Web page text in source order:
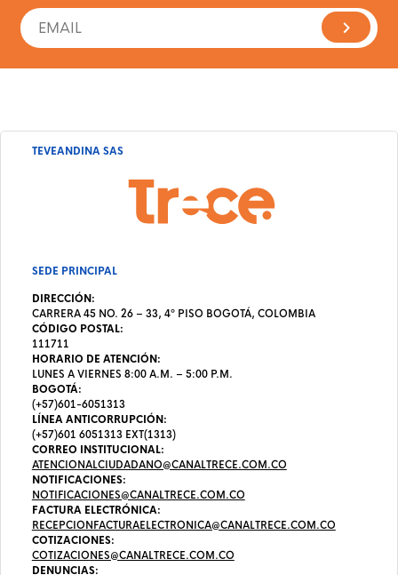
TEVEANDINA SAS
SEDE PRINCIPAL
DIRECCIÓN:
CARRERA 45 NO. 26 – 33, 4º PISO BOGOTÁ, COLOMBIA
CÓDIGO POSTAL:
111711
HORARIO DE ATENCIÓN:
LUNES A VIERNES 8:00 A.M. – 5:00 P.M.
BOGOTÁ:
(+57)601-6051313
LÍNEA ANTICORRUPCIÓN:
(+57)601 6051313 EXT(1313)
CORREO INSTITUCIONAL:
ATENCIONALCIUDADANO@CANALTRECE.COM.CO
NOTIFICACIONES:
NOTIFICACIONES@CANALTRECE.COM.CO
FACTURA ELECTRÓNICA:
RECEPCIONFACTURAELECTRONICA@CANALTRECE.COM.CO
COTIZACIONES:
COTIZACIONES@CANALTRECE.COM.CO
DENUNCIAS: